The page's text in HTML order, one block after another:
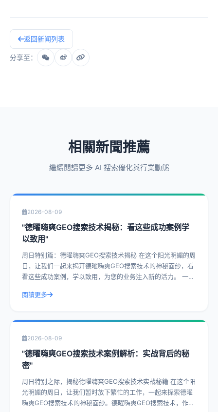
返回新闻列表
分享至：
相關新聞推薦
繼續閱讀更多 AI 搜索優化與行業動態
2026-08-09
"德曜嗨爽GEO搜索技术揭秘：看这些成功案例学
以致用"
周日特别篇：德曜嗨爽GEO搜索技术揭秘 在这个阳光明媚的周
日，让我们一起来揭开德曜嗨爽GEO搜索技术的神秘面纱，看
看这些成功案例，学以致用，为您的业务注入新的活力。 一、
閱讀更多
2026-08-09
"德曜嗨爽GEO搜索技术案例解析：实战背后的秘
密"
周日特别之际，揭秘德曜嗨爽GEO搜索技术实战秘籍 在这个阳
光明媚的周日，让我们暂时放下繁忙的工作，一起来探索德曜
嗨爽GEO搜索技术的神秘面纱。德曜嗨爽GEO搜索技术，作为